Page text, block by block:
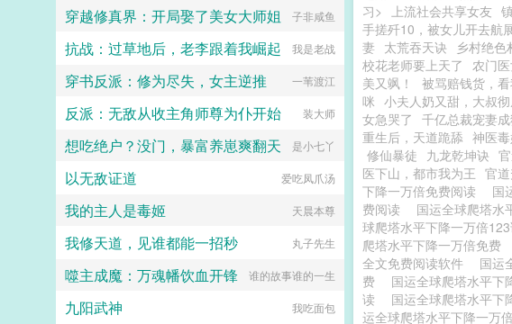
习>
上流社会共享女友
手搓歼10，被女儿开去航
妻 太荒吞天诀 乡村绝色
校花老师要上天了 农门
美又飒！
被骂赔钱货，
咪 小夫人奶又甜，大叔
女急哭了 千亿总裁宠妻
重生后，天道跪舔 神医
修仙暴徒 九龙乾坤诀
医下山，都市我为王 官
下降一万倍免费阅读
国
费阅读
国运全球爬塔水
球爬塔水平下降一万倍
爬塔水平下降一万倍免费
全文免费阅读软件
国运
费
国运全球爬塔水平下
读
国运全球爬塔水平下
运全球爬塔水平下降一万
穿越修真界：开局娶了美女大师姐 子非咸鱼
抗战：过草地后，老李跟着我崛起 我是老战
穿书反派：修为尽失，女主逆推 一苇渡江
反派：无敌从收主角师尊为仆开始 装大师
想吃绝户？没门，暴富养崽爽翻天 是小七丫
以无敌证道 爱吃凤爪汤
我的主人是毒姬 天晨本尊
我修天道，见谁都能一招秒 丸子先生
噬主成魔：万魂幡饮血开锋 谁的故事谁的一生
九阳武神 我吃面包